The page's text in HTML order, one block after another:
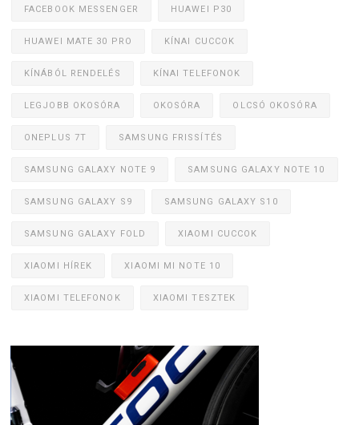
FACEBOOK MESSENGER HUAWEI P30
HUAWEI MATE 30 PRO KÍNAI CUCCOK
KÍNÁBÓL RENDELÉS KÍNAI TELEFONOK
LEGJOBB OKOSÓRA OKOSÓRA OLCSÓ OKOSÓRA
ONEPLUS 7T SAMSUNG FRISSÍTÉS
SAMSUNG GALAXY NOTE 9 SAMSUNG GALAXY NOTE 10
SAMSUNG GALAXY S9 SAMSUNG GALAXY S10
SAMSUNG GALAXY FOLD XIAOMI CUCCOK
XIAOMI HÍREK XIAOMI MI NOTE 10
XIAOMI TELEFONOK XIAOMI TESZTEK